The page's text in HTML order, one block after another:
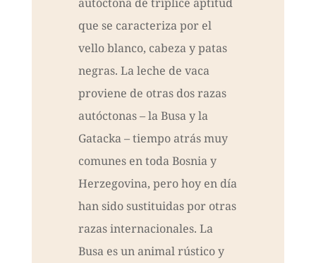
que se caracteriza por el
vello blanco, cabeza y patas
negras. La leche de vaca
proviene de otras dos razas
autóctonas – la Busa y la
Gatacka – tiempo atrás muy
comunes en toda Bosnia y
Herzegovina, pero hoy en día
han sido sustituidas por otras
razas internacionales. La
Busa es un animal rústico y